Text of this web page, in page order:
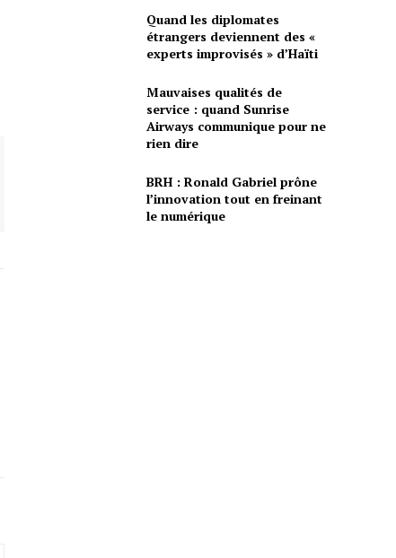
Quand les diplomates
étrangers deviennent des «
experts improvisés » d’Haïti
Mauvaises qualités de
service : quand Sunrise
Airways communique pour ne
rien dire
BRH : Ronald Gabriel prône
l’innovation tout en freinant
le numérique